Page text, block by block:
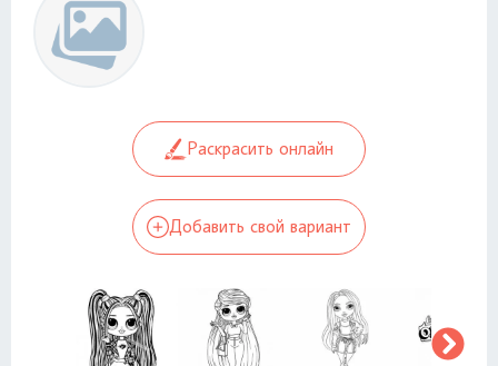
Раскрасить онлайн
Добавить свой вариант